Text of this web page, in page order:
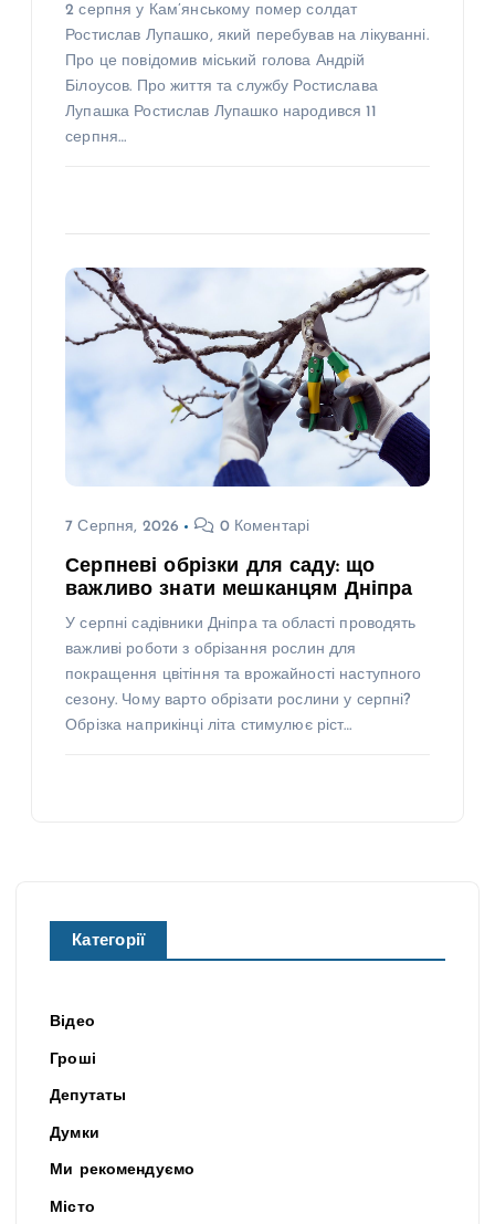
2 серпня у Кам’янському помер солдат
Ростислав Лупашко, який перебував на лікуванні.
Про це повідомив міський голова Андрій
Білоусов. Про життя та службу Ростислава
Лупашка Ростислав Лупашко народився 11
серпня…
7 Серпня, 2026 0 Коментарі
Серпневі обрізки для саду: що
важливо знати мешканцям Дніпра
У серпні садівники Дніпра та області проводять
важливі роботи з обрізання рослин для
покращення цвітіння та врожайності наступного
сезону. Чому варто обрізати рослини у серпні?
Обрізка наприкінці літа стимулює ріст…
Категорії
Відео
Гроші
Депутаты
Думки
Ми рекомендуємо
Місто